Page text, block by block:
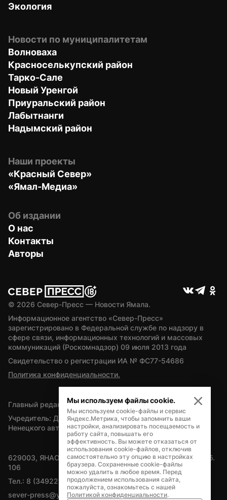
Экология
Новости по муниципалитетам
Волноваха
Красноселькупский район
Тарко-Сале
Новый Уренгой
Приуральский район
Лабытнанги
Надымский район
Наши проекты
«Красный Север»
«Ямал-Медиа»
Об издании
О нас
Контакты
Авторы
© 2026 Север-Пресс — Новости Ямала.
Информационное агентство «Север-Пресс»
зарегистрировано в Федеральной службе по надзору в
сфере связи, информационных технологий и массовых
коммуникаций (Роскомнадзор) 09 июля 2013 года
Свидетельство о регистрации ИА № ФС77-54686
Политика конфиденциальности.
Главный редактор — А.Л. Поздеев
Учредитель: Департамент внутренней политики Ямало-
Ненецкого автономного округа
629003, ЯНАО, Салехард, мкр. Богдана Кнунянца, д.1, каб.
106
Тел.: 8 (34922) 71262
sever-press@yamal-media.ru
Мы используем файлы cookie.
Мы используем cookie-файлы и сервис
Яндекс.Метрика, чтобы запомнить ваши
настройки, анализировать посещаемость и
работу сайта, повышать его
эффективность. Вы можете отказаться от
использования cookie-файлов, отключив
самостоятельно эту опцию в настройках
браузера. Сохраненные cookie-файлы
можно удалить в любое время. Перед
продолжением использования сайта,
пожалуйста, ознакомьтесь с нашей
Политикой конфиденциальности.